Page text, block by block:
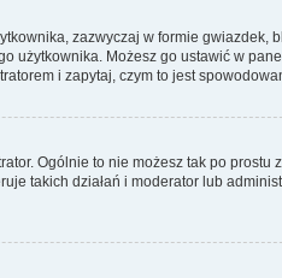
zazwyczaj w formie gwiazdek,
użytkownika. Możesz go ustawić w
i zapytaj, czym to jest
Ogólnie to nie możesz tak po prostu
takich działań i moderator lub